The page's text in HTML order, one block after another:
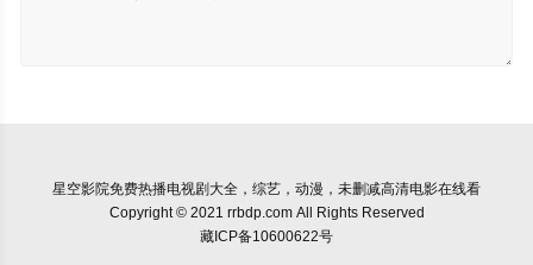
星空影院免费热播电视剧大全，综艺，动漫，未删减高清电影在线看
Copyright © 2021 rrbdp.com All Rights Reserved
藏ICP备10600622号